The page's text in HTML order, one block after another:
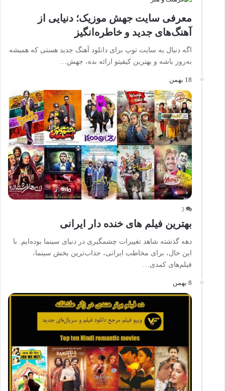
معرفی سایت جهش موزیک؛ دنیایی از
آهنگ‌های جدید و خاطره‌انگیز
اگه دنبال یه سایت توپ برای دانلود آهنگ جدید هستی که همیشه
به‌روز باشه و بهترین کیفیتو ارائه بده، جهش…
18 بهمن
3
بهترین فیلم های خنده دار ایرانی
دهه گذشته شاهد تغییرات چشمگیری در دنیای سینما بوده‌ایم. با
این حال، برای مخاطب ایرانی، جذاب‌ترین بخش سینما،
فیلم‌های کمدی…
8 بهمن